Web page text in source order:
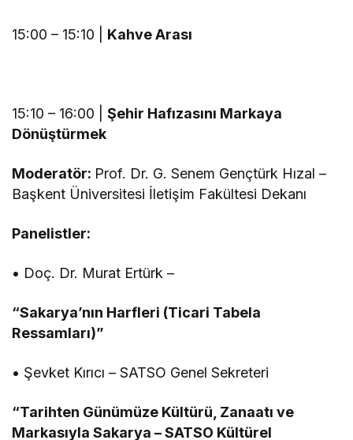
15:00 – 15:10 | Kahve Arası
15:10 – 16:00 |Şehir Hafızasını Markaya
Dönüştürmek
Moderatör: Prof. Dr. G. Senem Gençtürk Hızal –
Başkent Üniversitesi İletişim Fakültesi Dekanı
Panelistler:
• Doç. Dr. Murat Ertürk –
“Sakarya’nın Harfleri (Ticari Tabela
Ressamları)”
• Şevket Kırıcı – SATSO Genel Sekreteri
“Tarihten Günümüze Kültürü, Zanaatı ve
Markasıyla Sakarya – SATSO Kültürel